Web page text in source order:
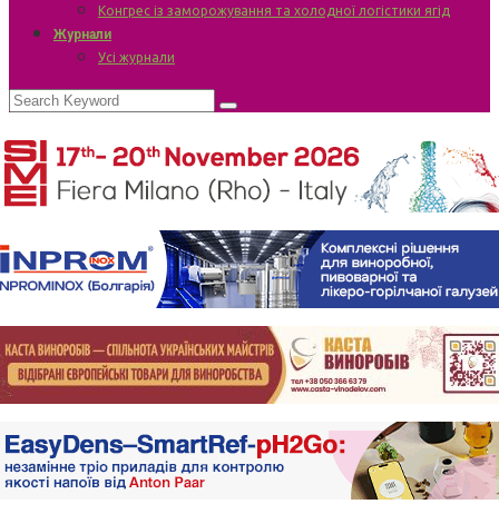
Конгрес із заморожування та холодної логістики ягід
Журнали
Усі журнали